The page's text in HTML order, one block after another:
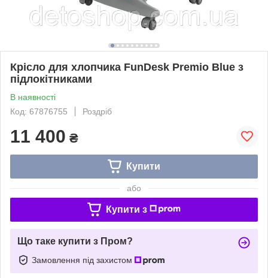
Крісло для хлопчика FunDesk Premio Blue з
підлокітниками
В наявності
Код: 67876755
Роздріб
11 400 ₴
Купити
або
Купити з
Що таке купити з Пром?
Замовлення під захистом